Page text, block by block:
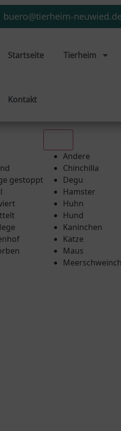
buero@tierheim-neuwied.de
Startseite Tierheim
Kontakt
gestoppt
Andere
Chinchilla
Degu
Hamster
Huhn
Hund
Kaninchen
Katze
Maus